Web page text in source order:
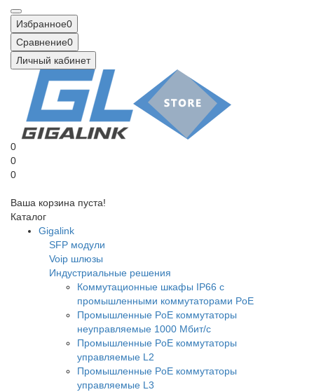
Избранное0
Сравнение0
Личный кабинет
0
0
0
Ваша корзина пуста!
Каталог
Gigalink
SFP модули
Voip шлюзы
Индустриальные решения
Коммутационные шкафы IP66 c
промышленными коммутаторами PoE
Промышленные PoE коммутаторы
неуправляемые 1000 Мбит/с
Промышленные PoE коммутаторы
управляемые L2
Промышленные PoE коммутаторы
управляемые L3